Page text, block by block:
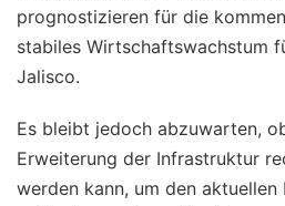
prognostizieren für die
stabiles Wirtschaftswachstum
Jalisco.
Es bleibt jedoch abzuwarten,
Erweiterung der Infrastruktur
werden kann, um den